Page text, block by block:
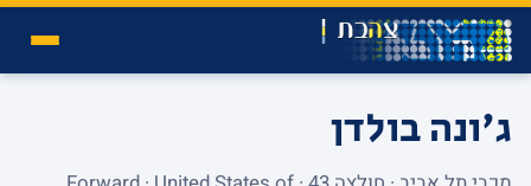
ג'ונה בולדן